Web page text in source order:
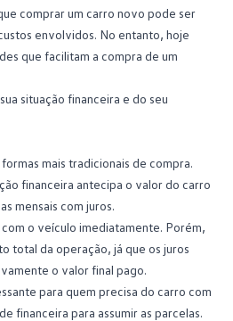
comprar um carro novo pode ser
envolvidos. No entanto, hoje
que facilitam a compra de um
situação financeira e do seu
formas mais tradicionais de compra.
financeira antecipa o valor do carro
mensais com juros.
o veículo imediatamente. Porém,
total da operação, já que os juros
o valor final pago.
para quem precisa do carro com
financeira para assumir as parcelas.